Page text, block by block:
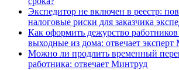
Экспедитор не включен в реестр:
налоговые риски для заказчика
Как оформить дежурство
выходные из дома: отвечает эксперт
Можно ли продлить временный
работника: отвечает Минтруд